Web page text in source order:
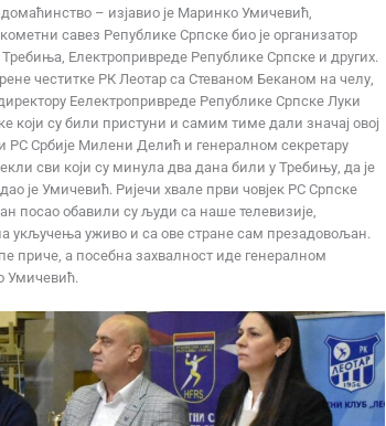
– изјавио је Маринко Умичевић,
савез Републике Српске био је организатор
Електропривреде Републике Српске и других.
честитке РК Леотар са Стеваном Беканом на челу,
Еелектропривреде Републике Српске Луки
су били пристуни и самим тиме дали значај овој
РС Србије Милени Делић и генералном секретару
сви који су минула два дана били у Требињу, да је
је Умичевић. Ријечи хвале први човјек РС Српске
посао обавили су људи са наше телевизије,
укључења уживо и са ове стране сам презадовољан.
приче, а посебна захвалност иде генералном
Умичевић.